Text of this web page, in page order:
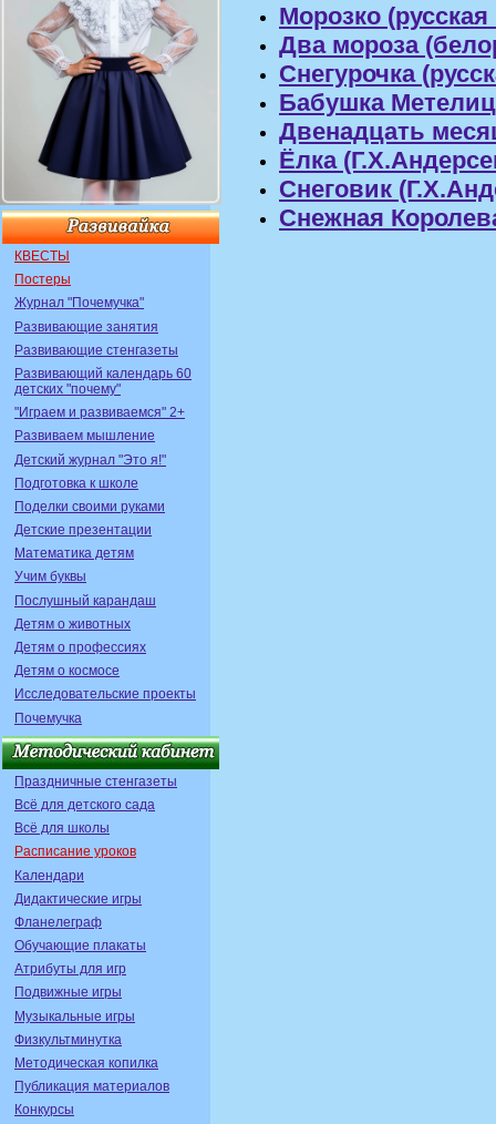
КВЕСТЫ
Постеры
Журнал "Почемучка"
Развивающие занятия
Развивающие стенгазеты
Развивающий календарь 60
детских "почему"
"Играем и развиваемся" 2+
Развиваем мышление
Детский журнал "Это я!"
Подготовка к школе
Поделки своими руками
Детские презентации
Математика детям
Учим буквы
Послушный карандаш
Детям о животных
Детям о профессиях
Детям о космосе
Исследовательские проекты
Почемучка
Праздничные стенгазеты
Всё для детского сада
Всё для школы
Расписание уроков
Календари
Дидактические игры
Фланелеграф
Обучающие плакаты
Атрибуты для игр
Подвижные игры
Музыкальные игры
Физкультминутка
Методическая копилка
Публикация материалов
Конкурсы
Морозко
Два мороза
Снегурочка
Бабушка
Двенадцать
Ёлка
Снеговик
Снежная